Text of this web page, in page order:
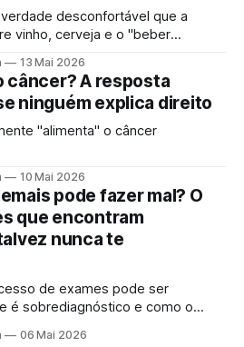
desconfortável que a
vinho, cerveja e o "beber
mais a ideia de uma "dose
13 Mai 2026
câncer? A resposta
ninguém explica direito
"alimenta" o câncer
10 Mai 2026
pode fazer mal? O
que encontram
nunca te
de exames pode ser
é sobrediagnóstico e como o
06 Mai 2026